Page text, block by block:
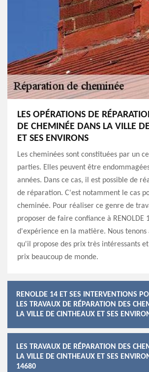
LES OPÉRATIONS DE
DE CHEMINÉE DANS LA VILLE
ET SES ENVIRONS
Les cheminées sont constituées par un
parties. Elles peuvent être
années. Dans ce cas, il est possible de
de réparation. C'est notamment le cas
cheminée. Pour réaliser ce genre de
proposer de faire confiance à RENOLDE
d'expérience en la matière. Nous
qu'il propose des prix très intéressants et
prix beaucoup de monde.
RENOLDE 14 ET SES INTERVENTIONS
LES TRAVAUX DE RÉPARATION DES
LA VILLE DE CINTHEAUX ET SES
LES TRAVAUX DE RÉPARATION DES
LA VILLE DE CINTHEAUX ET SES
14680